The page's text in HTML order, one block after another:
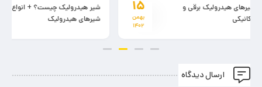
شیر هیدرولیک چیست؟ + انواع
شیرهای هیدرولیک
کنترل ولو برقی (CONTROL
VALVE)
ارسال دیدگاه